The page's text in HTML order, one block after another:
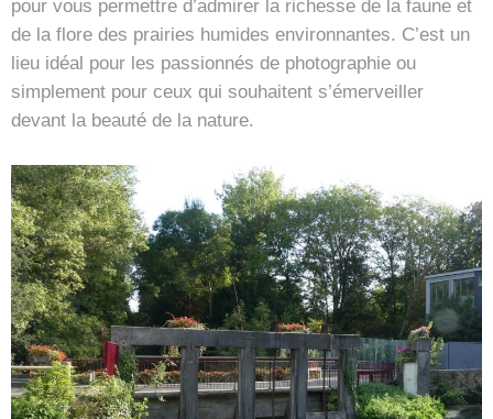
pour vous permettre d’admirer la richesse de la faune et
de la flore des prairies humides environnantes. C’est un
lieu idéal pour les passionnés de photographie ou
simplement pour ceux qui souhaitent s’émerveiller
devant la beauté de la nature.